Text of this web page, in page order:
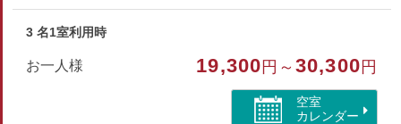
3 名1室利用時
お一人様 19,300 円～30,300 円
空室
カレンダー